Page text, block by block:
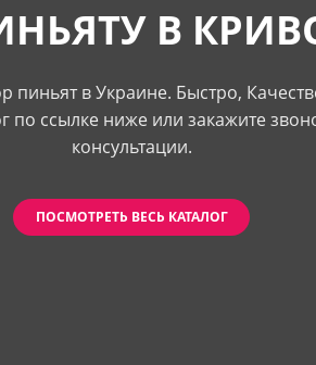
В
в Украине. Быстро,
по ссылке ниже или закажите
консультации.
ПОСМОТРЕТЬ ВЕСЬ КАТАЛОГ